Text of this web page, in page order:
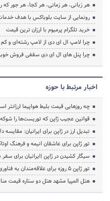
هر زبانی، هر زمانی، هر کجا، هر جور که
رونمایی از سایت بلوباکس با هدف
خرید تلگرام پرمیوم با ارزان ترین قیمت
چرا لامپ ال ای دی از لامپ رشته‌ای و
چرا پنل های ال ای دی سقفی فروش
اخبار مرتبط با حوزه
چه روزهایی قیمت بلیط هواپیما ارزانتر
قوانین عجیب ژاپن که توریست‌ها را
تبدیل ارز در ژاپن برای ایرانیان:
تور ژاپن برای عاشقان انیمه و فرهنگ
سیگار کشیدن در ژاپن |ایرانیان برای
تور ژاپن ۵ روزه برای علاقه‌مندان به فناوری و رباتیک
هتل المپیا مشهد هتل دو ستاره قیمت